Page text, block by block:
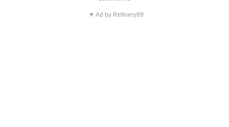
▼ Ad by Refinery89